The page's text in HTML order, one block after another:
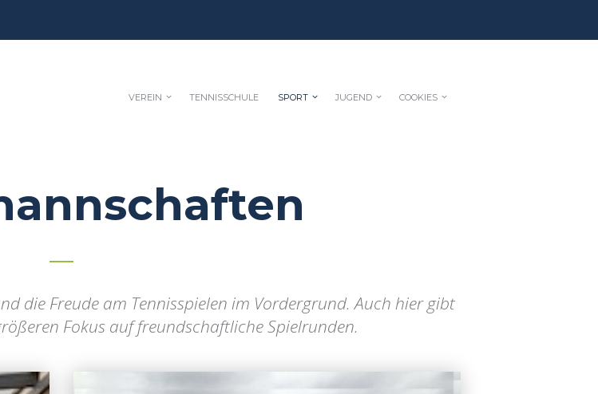
VEREIN TENNISSCHULE SPORT JUGEND COOKIES
die Freude am Tennisspielen im Vordergrund. Auch hier gibt
Fokus auf freundschaftliche Spielrunden.